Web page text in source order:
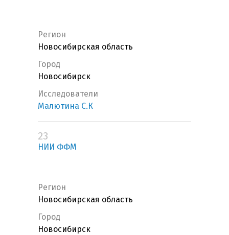
Регион
Новосибирская область
Город
Новосибирск
Исследователи
Малютина С.К
23
НИИ ФФМ
Регион
Новосибирская область
Город
Новосибирск